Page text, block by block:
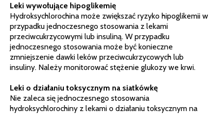
Leki wywołujące hipoglikemię
Hydroksychlorochina może zwiększać ryzyko hipoglikemii w
przypadku jednoczesnego stosowania z lekami
przeciwcukrzycowymi lub insuliną. W przypadku
jednoczesnego stosowania może być konieczne
zmniejszenie dawki leków przeciwcukrzycowych lub
insuliny. Należy monitorować stężenie glukozy we krwi.
Leki o działaniu toksycznym na siatkówkę
Nie zaleca się jednoczesnego stosowania
hydroksychlorochiny z lekami o działaniu toksycznym na